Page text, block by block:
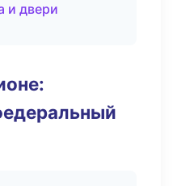
и двери